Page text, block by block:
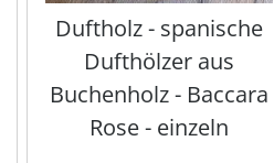
Duftholz - spanische
Dufthölzer aus
Buchenholz - Baccara
Rose - einzeln